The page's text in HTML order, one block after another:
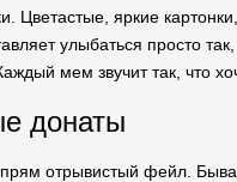
Цветастые, яркие
улыбаться просто
мем звучит так, что
донаты
отрывистый фейл.